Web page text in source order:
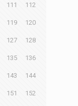
111 112
119 120
127 128
135 136
143 144
151 152